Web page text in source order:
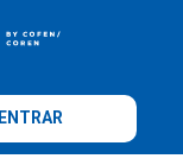
ENTRAR